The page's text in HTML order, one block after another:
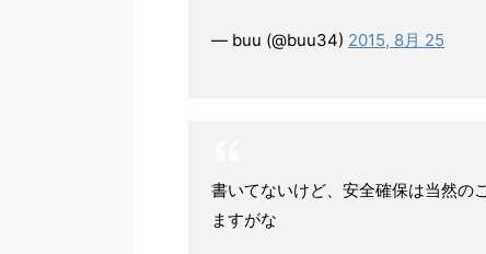
— buu (@buu34) 2015, 8月 25
書いてないけど、安全確保は当然の
ますがな